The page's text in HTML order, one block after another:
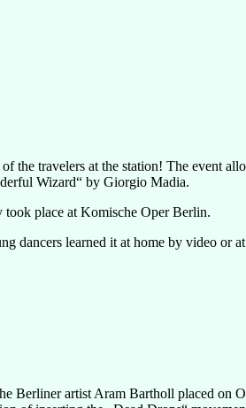
the travelers at the station! The event
Wizard“ by Giorgio Madia.
place at Komische Oper Berlin.
dancers learned it at home by video or
Berliner artist Aram Bartholl placed on